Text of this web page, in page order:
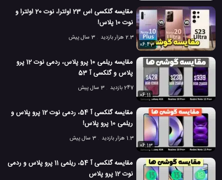
گوشی گلکسی A71 سامسونگ # مقایسه دوربین گوشی همراه
# مقایسه دوربین موبایل # نوت 10 پلاس
11.6 هزار بازدید
7 سال پیش تکنولوژی موبایل ویدئو ویدئو های
مقایسه گلکسی اس 23 اولترا، نوت 20 اولترا و
نوت 10 پلاس!
2.3 هزار بازدید
3 سال پیش
06:43
مقایسه ریلمی 10 پرو پلاس، ردمی نوت 12 پرو
پلاس و گلکسی آ 53
247 بازدید
3 سال پیش
06:11
مقایسه گلکسی آ 54، ردمی نوت 12 پرو پلاس و
ریلمی 10 پرو پلاس!
1.3 هزار بازدید
3 سال پیش
06:13
مقایسه گلکسی آ 54، ریلمی 11 پرو پلاس و ردمی
نوت 12 پرو پلاس